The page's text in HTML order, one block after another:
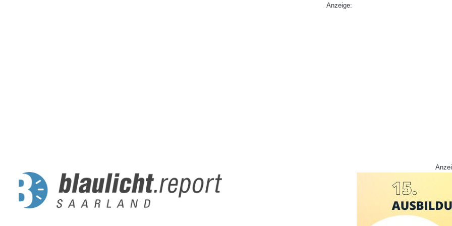
Anzeige: